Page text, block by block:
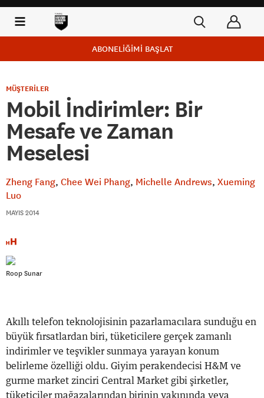
ABONELİĞİMİ BAŞLAT
MÜŞTERİLER
Mobil İndirimler: Bir
Mesafe ve Zaman
Meselesi
Zheng Fang Chee Wei Phang Michelle Andrews Xueming
Luo
MAYIS 2014
Roop Sunar
Akıllı telefon teknolojisinin pazarlamacılara sunduğu en
büyük fırsatlardan biri, tüketicilere gerçek zamanlı
indirimler ve teşvikler sunmaya yarayan konum
belirleme özelliği oldu. Giyim perakendecisi H&M ve
gurme market zinciri Central Market gibi şirketler,
tüketiciler mağazalarından birinin yakınında veya